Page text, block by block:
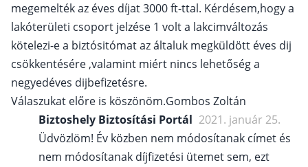
megemelték az éves díjat 3000 ft-ttal. Kérdésem,hogy a
lakóterületi csoport jelzése 1 volt a lakcimváltozás
kötelezi-e a biztósitómat az általuk megküldött éves dij
csökkentésére ,valamint miért nincs lehetőség a
negyedéves dijbefizetésre.
Válaszukat előre is köszönöm.Gombos Zoltán
Biztoshely Biztosítási Portál 2021. január 25.
Üdvözlöm! Év közben nem módosítanak címet és
nem módosítanak díjfizetési ütemet sem, ezt